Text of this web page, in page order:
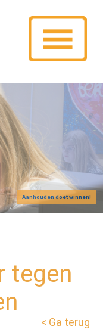
Aanhouden doet winnen!
tegen
< Ga terug